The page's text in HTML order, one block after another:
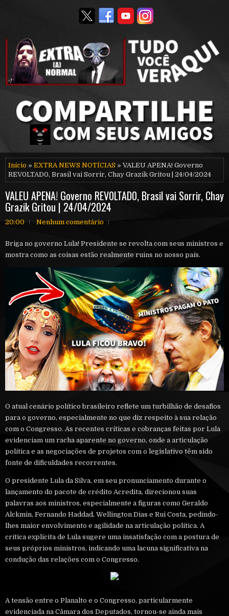
Início » EXTRA NEWS NOTÍCIAS » VALEU APENA! Governo
REV0LTAD0, Brasil vai Sorrir, Chay Grazik Gritou | 24/04/2024
VALEU APENA! Governo REV0LTAD0, Brasil vai Sorrir, Chay
Grazik Gritou | 24/04/2024
20:00 Nenhum comentário
Briga no governo Lula! Presidente se revolta com seus ministros e
mostra como as coisas estão realmente ruins no nosso país.
O atual cenário político brasileiro reflete um turbilhão de desafios
para o governo, especialmente no que diz respeito à sua relação
com o Congresso. As recentes críticas e cobranças feitas por Lula
evidenciam um racha aparente no governo, onde a articulação
política e as negociações de projetos com o legislativo têm sido
fonte de dificuldades recorrentes.
O presidente Lula da Silva, em seu pronunciamento durante o
lançamento do pacote de crédito Acredita, direcionou suas
palavras aos ministros, especialmente a figuras como Geraldo
Alckmin, Fernando Haddad, Wellington Dias e Rui Costa, pedindo-
lhes maior envolvimento e agilidade na articulação política. A
crítica explícita de Lula sugere uma insatisfação com a postura de
seus próprios ministros, indicando uma lacuna significativa na
condução das relações com o Congresso.
A tensão entre o Planalto e o Congresso, particularmente
evidenciada na Câmara dos Deputados, tornou-se ainda mais